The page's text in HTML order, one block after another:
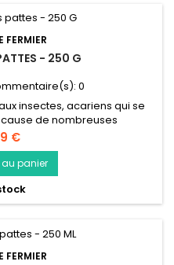
FERMIER
- 250 G
0
insectes, acariens qui se
de nombreuses
Pattes Le Fermier allie
essentielle de cade contre la
d’origine naturelle qui
belles pattes : les huiles...
€
au panier
FERMIER